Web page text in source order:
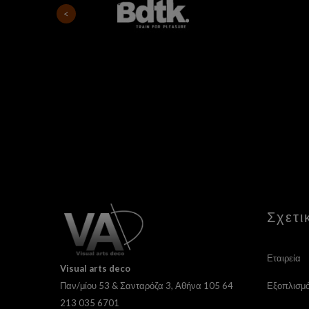
Visual arts deco
Παν/μίου 53 & Σανταρόζα 3, Αθήνα 105 64
213 035 6701
Εταιρεία